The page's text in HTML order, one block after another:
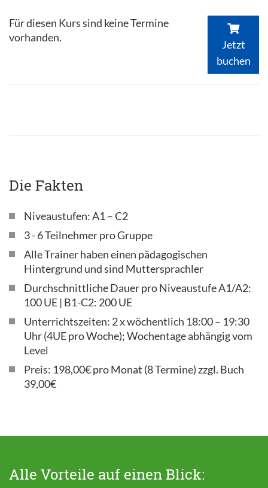
Für diesen Kurs sind keine Termine
vorhanden.
Jetzt
buchen
Die Fakten
Niveaustufen: A1 – C2
3 - 6 Teilnehmer pro Gruppe
Alle Trainer haben einen pädagogischen
Hintergrund und sind Muttersprachler
Durchschnittliche Dauer pro Niveaustufe A1/A2:
100 UE | B1-C2: 200 UE
Unterrichtszeiten: 2 x wöchentlich 18:00 – 19:30
Uhr (4UE pro Woche); Wochentage abhängig vom
Level
Preis: 198,00€ pro Monat (8 Termine) zzgl. Buch
39,00€
Alle Vorteile auf einen Blick: